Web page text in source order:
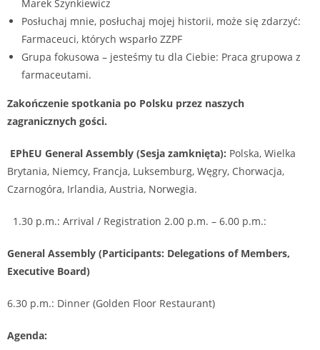
Marek Szynkiewicz
Posłuchaj mnie, posłuchaj mojej historii, może się zdarzyć:
Farmaceuci, których wsparło ZZPF
Grupa fokusowa – jesteśmy tu dla Ciebie: Praca grupowa z
farmaceutami.
Zakończenie spotkania po Polsku przez naszych
zagranicznych gości.
EPhEU General Assembly (Sesja zamknięta): Polska, Wielka
Brytania, Niemcy, Francja, Luksemburg, Węgry, Chorwacja,
Czarnogóra, Irlandia, Austria, Norwegia.
1.30 p.m.: Arrival / Registration 2.00 p.m. – 6.00 p.m.:
General Assembly (Participants: Delegations of Members,
Executive Board)
6.30 p.m.: Dinner (Golden Floor Restaurant)
Agenda: